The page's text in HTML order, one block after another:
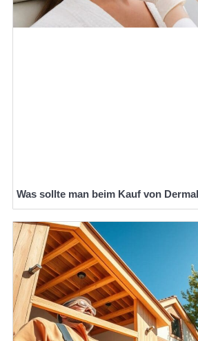
Was sollte man beim Kauf von